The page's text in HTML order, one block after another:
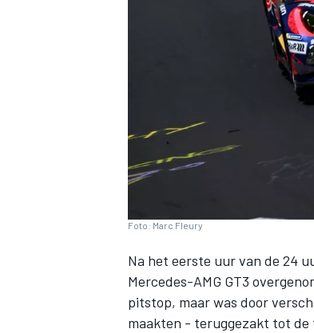
WEC DTM
Foto: Marc Fleury
Na het eerste uur van de 24
Mercedes-AMG GT3
pitstop, maar was door
maakten - teruggezakt tot de